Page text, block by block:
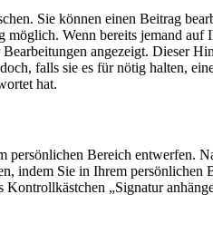
Sie können einen Beitrag
Wenn bereits jemand
angezeigt. Dieser
falls sie es für nötig halten,
hat.
Bereich entwerfen.
indem Sie in Ihrem
„Signatur